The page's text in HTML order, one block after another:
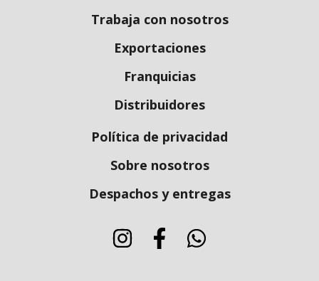
Trabaja con nosotros
Exportaciones
Franquicias
Distribuidores
Política de privacidad
Sobre nosotros
Despachos y entregas